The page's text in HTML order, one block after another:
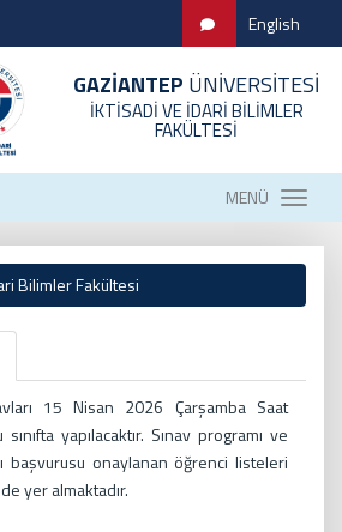
English
GAZİANTEP ÜNİVERSİTESİ
İKTİSADİ VE İDARİ BİLİMLER
FAKÜLTESİ
MENÜ
Bilimler Fakültesi
15 Nisan 2026 Çarşamba Saat
yapılacaktır. Sınav programı ve
başvurusu onaylanan öğrenci listeleri
yer almaktadır.